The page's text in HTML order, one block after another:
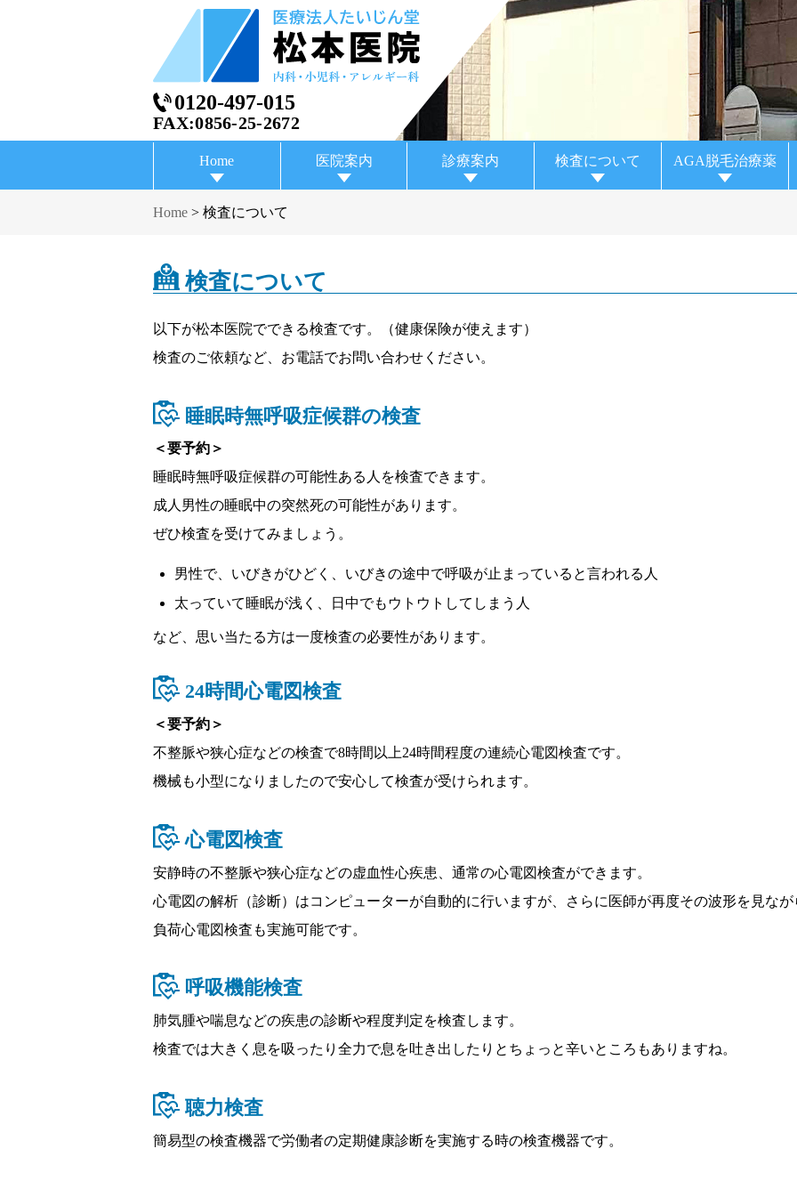
0120-497-015
FAX:0856-25-2672
Home 医院案内 診療案内 検査について AGA脱毛治療薬
Home > 検査について
検査について
以下が松本医院でできる検査です。（健康保険が使えます）
検査のご依頼など、お電話でお問い合わせください。
睡眠時無呼吸症候群の検査
＜要予約＞
睡眠時無呼吸症候群の可能性ある人を検査できます。
成人男性の睡眠中の突然死の可能性があります。
ぜひ検査を受けてみましょう。
男性で、いびきがひどく、いびきの途中で呼吸が止まっていると言われる人
太っていて睡眠が浅く、日中でもウトウトしてしまう人
など、思い当たる方は一度検査の必要性があります。
24時間心電図検査
＜要予約＞
不整脈や狭心症などの検査で8時間以上24時間程度の連続心電図検査です。
機械も小型になりましたので安心して検査が受けられます。
心電図検査
安静時の不整脈や狭心症などの虚血性心疾患、通常の心電図検査ができます。
心電図の解析（診断）はコンピューターが自動的に行いますが、さらに医師が再度その波形を見なが
負荷心電図検査も実施可能です。
呼吸機能検査
肺気腫や喘息などの疾患の診断や程度判定を検査します。
検査では大きく息を吸ったり全力で息を吐き出したりとちょっと辛いところもありますね。
聴力検査
簡易型の検査機器で労働者の定期健康診断を実施する時の検査機器です。